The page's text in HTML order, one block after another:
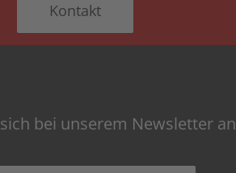
Kontakt
bei unserem Newsletter an